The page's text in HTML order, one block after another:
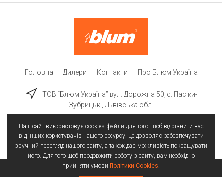
Головна Дилери Контакти Про Блюм Україна
ТОВ “Блюм Україна” вул. Дорожна 50, c. Пасіки-
Зубрицькі, Львівська обл.
Наш сайт використовує cookies-файли для того, щоб відрізнити вас
від інших користувачів нашого ресурсу. це дозволяє забезпечувати
зручний перегляд нашого сайту, а також дає можливість покращувати
його. Для того щоб продовжити роботу з сайту, вам необхідно
прийняти умови Політики Cookies.